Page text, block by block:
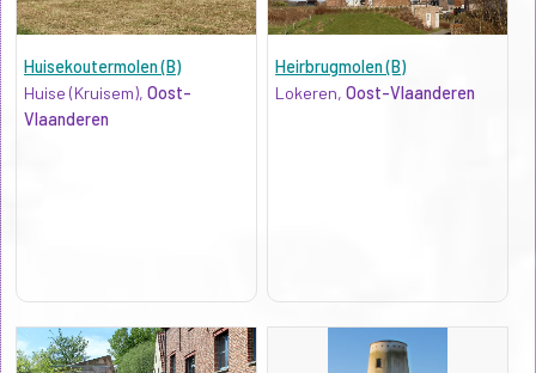
Huisekoutermolen (B)
Huise (Kruisem), Oost-
Vlaanderen
Heirbrugmolen (B)
Lokeren,Oost-Vlaanderen